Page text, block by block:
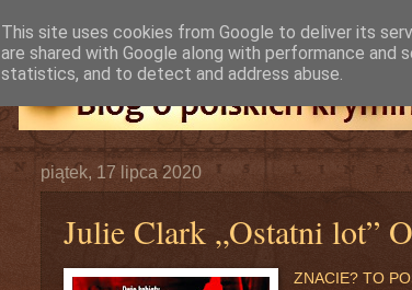
piątek, 17 lipca 2020
Julie Clark „Ostatni lot”
ZNACIE? TO
This site uses cookies from Google to deliver its
are shared with Google along with performance
statistics, and to detect and address abuse.